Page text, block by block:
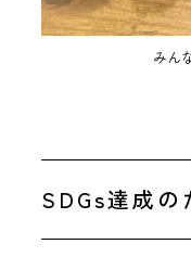
みん
SDGs達成の